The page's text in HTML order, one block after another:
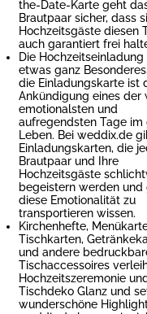
the-Date-Karte geht
Brautpaar sicher, dass
Hochzeitsgäste diesen
auch garantiert frei
Die Hochzeitseinladung
etwas ganz
die Einladungskarte ist
Ankündigung eines der
emotionalsten und
aufregendsten Tage im
Leben. Bei weddix.de
Einladungskarten, die
Brautpaar und Ihre
Hochzeitsgäste
begeistern werden und
diese Emotionalität zu
transportieren wissen.
Kirchenhefte,
Tischkarten,
und andere
Tischaccessoires
Hochzeitszeremonie
Tischdeko Glanz und
wunderschöne